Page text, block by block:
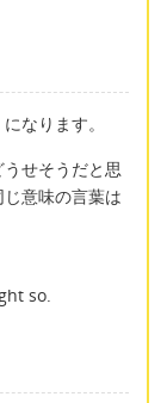
なります。
せそうだと思
意味の言葉は
so.